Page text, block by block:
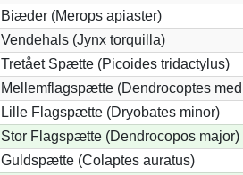
Biæder (Merops apiaster)
Vendehals (Jynx torquilla)
Tretået Spætte (Picoides tridactylus)
Mellemflagspætte (Dendrocoptes
Lille Flagspætte (Dryobates minor)
Stor Flagspætte (Dendrocopos major)
Guldspætte (Colaptes auratus)